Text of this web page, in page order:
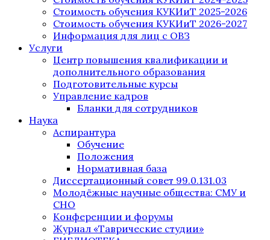
Стоимость обучения КУКИиТ 2025-2026
Стоимость обучения КУКИиТ 2026-2027
Информация для лиц с ОВЗ
Услуги
Центр повышения квалификации и
дополнительного образования
Подготовительные курсы
Управление кадров
Бланки для сотрудников
Наука
Аспирантура
Обучение
Положения
Нормативная база
Диссертационный совет 99.0.131.03
Молодёжные научные общества: СМУ и
СНО
Конференции и форумы
Журнал «Таврические студии»